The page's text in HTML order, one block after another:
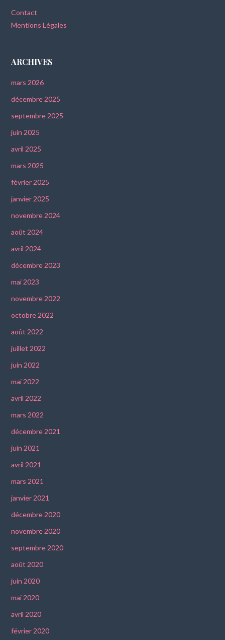
Contact
Mentions Légales
ARCHIVES
mars 2026
décembre 2025
septembre 2025
juin 2025
avril 2025
mars 2025
février 2025
janvier 2025
novembre 2024
août 2024
avril 2024
décembre 2023
mai 2023
novembre 2022
octobre 2022
août 2022
juillet 2022
juin 2022
mai 2022
avril 2022
mars 2022
décembre 2021
juin 2021
avril 2021
mars 2021
janvier 2021
décembre 2020
novembre 2020
septembre 2020
août 2020
juin 2020
mai 2020
avril 2020
février 2020